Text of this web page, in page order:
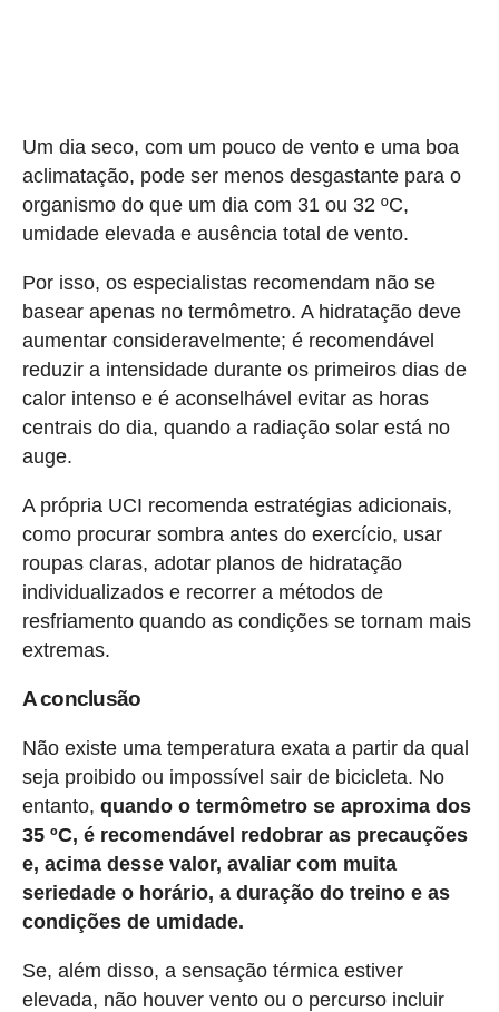
Um dia seco, com um pouco de vento e uma boa
aclimatação, pode ser menos desgastante para o
organismo do que um dia com 31 ou 32 ºC,
umidade elevada e ausência total de vento.
Por isso, os especialistas recomendam não se
basear apenas no termômetro. A hidratação deve
aumentar consideravelmente; é recomendável
reduzir a intensidade durante os primeiros dias de
calor intenso e é aconselhável evitar as horas
centrais do dia, quando a radiação solar está no
auge.
A própria UCI recomenda estratégias adicionais,
como procurar sombra antes do exercício, usar
roupas claras, adotar planos de hidratação
individualizados e recorrer a métodos de
resfriamento quando as condições se tornam mais
extremas.
A conclusão
Não existe uma temperatura exata a partir da qual
seja proibido ou impossível sair de bicicleta. No
entanto, quando o termômetro se aproxima dos
35 ºC, é recomendável redobrar as precauções
e, acima desse valor, avaliar com muita
seriedade o horário, a duração do treino e as
condições de umidade.
Se, além disso, a sensação térmica estiver
elevada, não houver vento ou o percurso incluir